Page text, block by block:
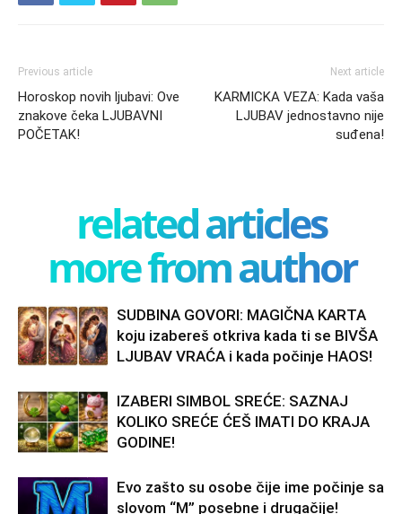
Previous article
Horoskop novih ljubavi: Ove
znakove čeka LJUBAVNI
POČETAK!
Next article
KARMICKA VEZA: Kada vaša
LJUBAV jednostavno nije
suđena!
related articles
more from author
SUDBINA GOVORI: MAGIČNA KARTA
koju izabereš otkriva kada ti se BIVŠA
LJUBAV VRAĆA i kada počinje HAOS!
IZABERI SIMBOL SREĆE: SAZNAJ
KOLIKO SREĆE ĆEŠ IMATI DO KRAJA
GODINE!
Evo zašto su osobe čije ime počinje sa
slovom “M” posebne i drugačije!